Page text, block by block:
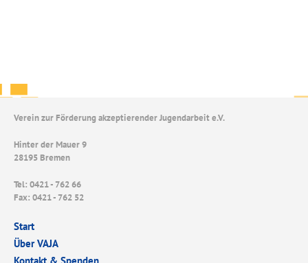
Verein zur Förderung akzeptierender Jugendarbeit e.V.
Hinter der Mauer 9
28195 Bremen
Tel: 0421 - 762 66
Fax: 0421 - 762 52
Start
Über VAJA